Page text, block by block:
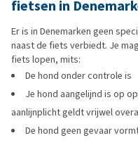
fietsen in
Er is in Denemarken geen
naast de fiets verbiedt. Je
fiets lopen, mits:
De hond onder controle is
Je hond aangelijnd is op
aanlijnplicht geldt vrijwel
De hond geen gevaar